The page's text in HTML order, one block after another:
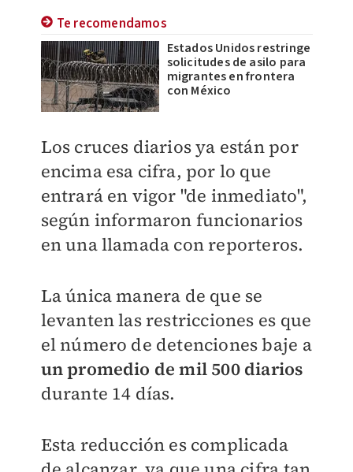
Te recomendamos
Estados Unidos restringe
solicitudes de asilo para
migrantes en frontera
con México
Los cruces diarios ya están por
encima esa cifra, por lo que
entrará en vigor "de inmediato",
según informaron funcionarios
en una llamada con reporteros.
La única manera de que se
levanten las restricciones es que
el número de detenciones baje a
un promedio de mil 500 diarios
durante 14 días.
Esta reducción es complicada